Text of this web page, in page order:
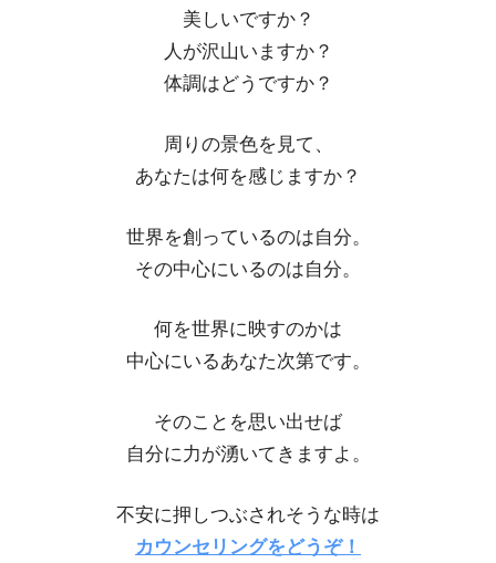
美しいですか？
人が沢山いますか？
体調はどうですか？
周りの景色を見て、
あなたは何を感じますか？
世界を創っているのは自分。
その中心にいるのは自分。
何を世界に映すのかは
中心にいるあなた次第です。
そのことを思い出せば
自分に力が湧いてきますよ。
不安に押しつぶされそうな時は
カウンセリングをどうぞ！